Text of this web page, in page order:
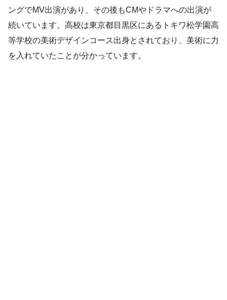
ングでMV出演があり、その後もCMやドラマへの出演が
続いています。高校は東京都目黒区にあるトキワ松学園高
等学校の美術デザインコース出身とされており、美術に力
を入れていたことが分かっています。